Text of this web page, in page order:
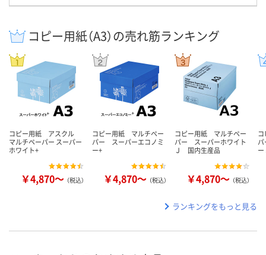
コピー用紙（A3）の売れ筋ランキング
コピー用紙 アスクル
マルチペーパー スーパー
ホワイト+
￥4,870～ （税込）
コピー用紙 マルチペー
パー スーパーエコノミ
ー+
￥4,870～ （税込）
コピー用紙 マルチペー
パー スーパーホワイト
Ｊ 国内生産品
￥4,870～ （税込）
ランキングをもっと見る